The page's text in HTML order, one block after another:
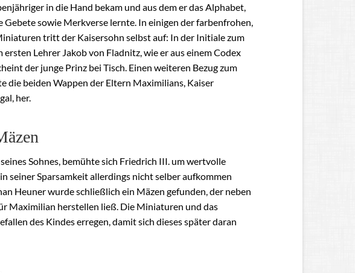
in die Hand bekam und aus dem er das Alphabet,
Gebete sowie Merkverse lernte. In einigen der farbenfrohen,
tritt der Kaisersohn selbst auf: In der Initiale zum
Lehrer Jakob von Fladnitz, wie er aus einem Codex
der junge Prinz bei Tisch. Einen weiteren Bezug zum
die beiden Wappen der Eltern Maximilians, Kaiser
her.
Sohnes, bemühte sich Friedrich III. um wertvolle
seiner Sparsamkeit allerdings nicht selber aufkommen
Heuner wurde schließlich ein Mäzen gefunden, der neben
Maximilian herstellen ließ. Die Miniaturen und das
des Kindes erregen, damit sich dieses später daran